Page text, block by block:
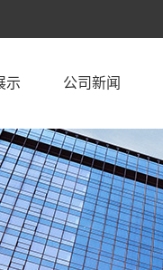
示 公司新闻